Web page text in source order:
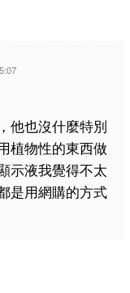
他也沒什麼特別
植物性的東西做
示液我覺得不太
是用網購的方式